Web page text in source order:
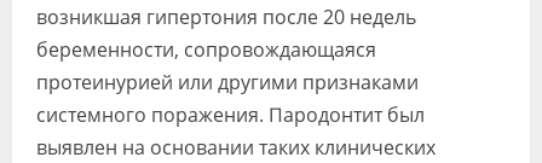
возникшая гипертония после 20 недель
беременности, сопровождающаяся
протеинурией или другими признаками
системного поражения. Пародонтит был
выявлен на основании таких клинических